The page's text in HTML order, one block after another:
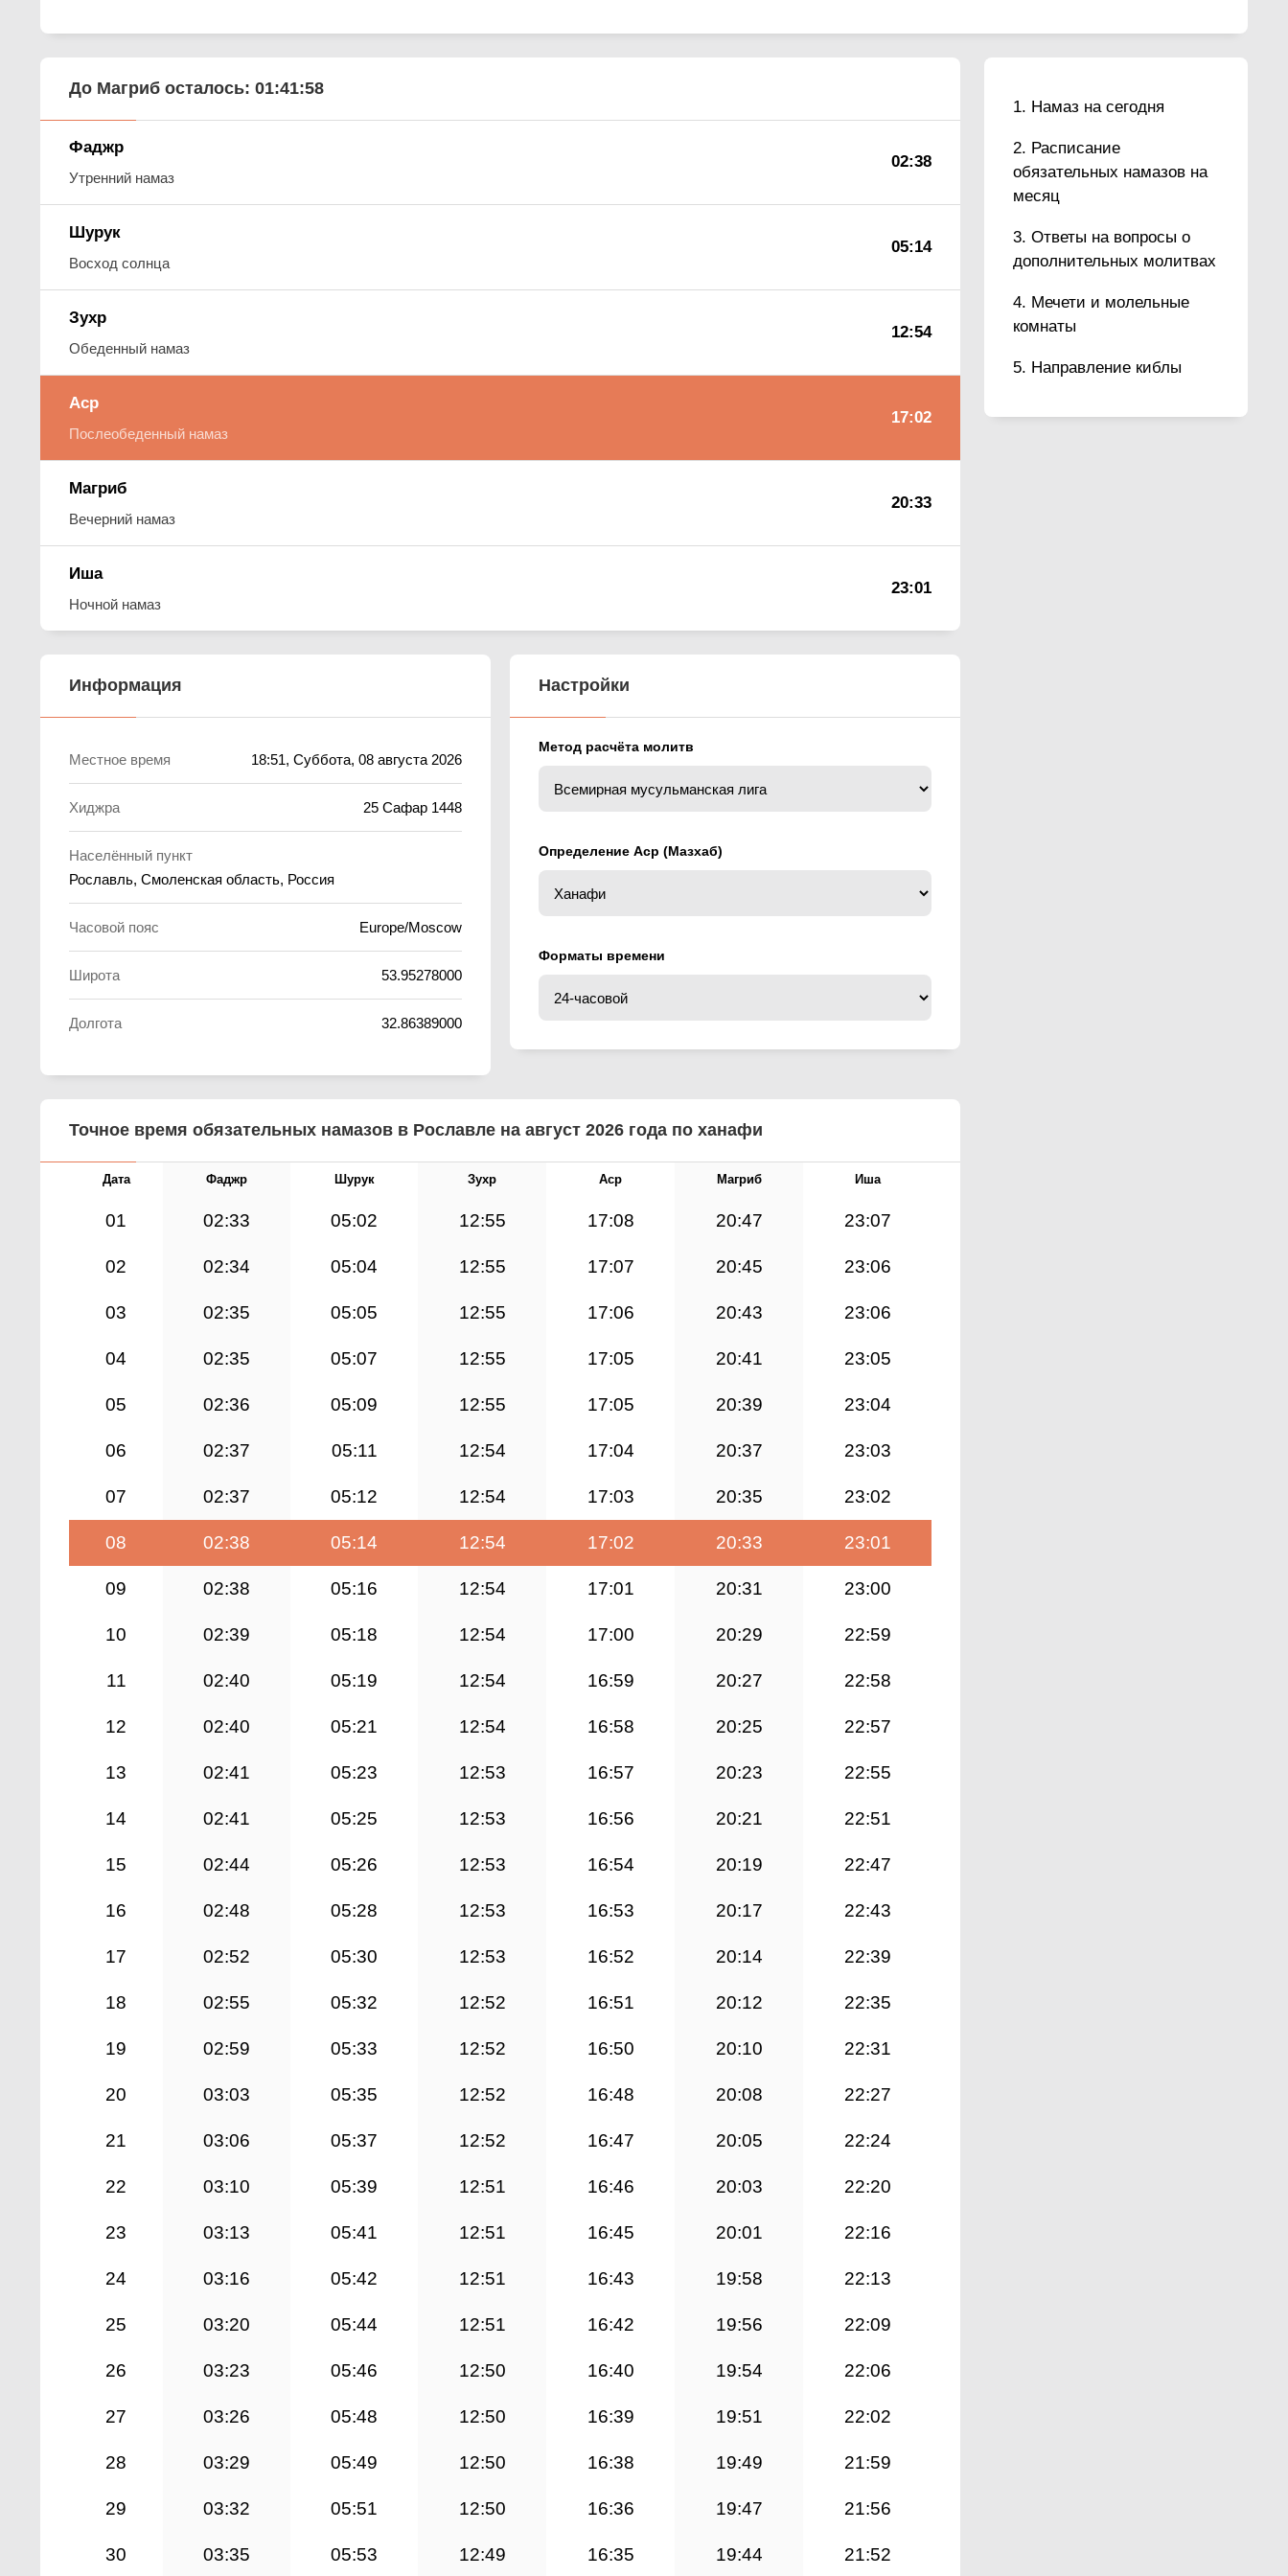
Намаз на сегодня
Расписание
обязательных намазов на
месяц
Ответы на вопросы о
дополнительных молитвах
Мечети и молельные
комнаты
Направление киблы
До Магриб осталось: 01:41:57
Фаджр
Утренний намаз
02:38
Шурук
Восход солнца
05:14
Зухр
Обеденный намаз
12:54
Аср
Послеобеденный намаз
17:02
Магриб
Вечерний намаз
20:33
Иша
Ночной намаз
23:01
Информация
Местное время 18:51, Суббота, 08 августа 2026
Хиджра 25 Сафар 1448
Населённый пункт
Рославль, Смоленская область, Россия
Часовой пояс Europe/Moscow
Широта 53.95278000
Долгота 32.86389000
Настройки
Метод расчёта молитв
Определение Аср (Мазхаб)
Форматы времени
Точное время обязательных намазов в Рославле на август 2026 года по ханафи
Дата Фаджр Шурук Зухр Аср Магриб Иша
01 02:33 05:02 12:55 17:08 20:47 23:07
02 02:34 05:04 12:55 17:07 20:45 23:06
03 02:35 05:05 12:55 17:06 20:43 23:06
04 02:35 05:07 12:55 17:05 20:41 23:05
05 02:36 05:09 12:55 17:05 20:39 23:04
06 02:37 05:11 12:54 17:04 20:37 23:03
07 02:37 05:12 12:54 17:03 20:35 23:02
08 02:38 05:14 12:54 17:02 20:33 23:01
09 02:38 05:16 12:54 17:01 20:31 23:00
10 02:39 05:18 12:54 17:00 20:29 22:59
11 02:40 05:19 12:54 16:59 20:27 22:58
12 02:40 05:21 12:54 16:58 20:25 22:57
13 02:41 05:23 12:53 16:57 20:23 22:55
14 02:41 05:25 12:53 16:56 20:21 22:51
15 02:44 05:26 12:53 16:54 20:19 22:47
16 02:48 05:28 12:53 16:53 20:17 22:43
17 02:52 05:30 12:53 16:52 20:14 22:39
18 02:55 05:32 12:52 16:51 20:12 22:35
19 02:59 05:33 12:52 16:50 20:10 22:31
20 03:03 05:35 12:52 16:48 20:08 22:27
21 03:06 05:37 12:52 16:47 20:05 22:24
22 03:10 05:39 12:51 16:46 20:03 22:20
23 03:13 05:41 12:51 16:45 20:01 22:16
24 03:16 05:42 12:51 16:43 19:58 22:13
25 03:20 05:44 12:51 16:42 19:56 22:09
26 03:23 05:46 12:50 16:40 19:54 22:06
27 03:26 05:48 12:50 16:39 19:51 22:02
28 03:29 05:49 12:50 16:38 19:49 21:59
29 03:32 05:51 12:50 16:36 19:47 21:56
30 03:35 05:53 12:49 16:35 19:44 21:52